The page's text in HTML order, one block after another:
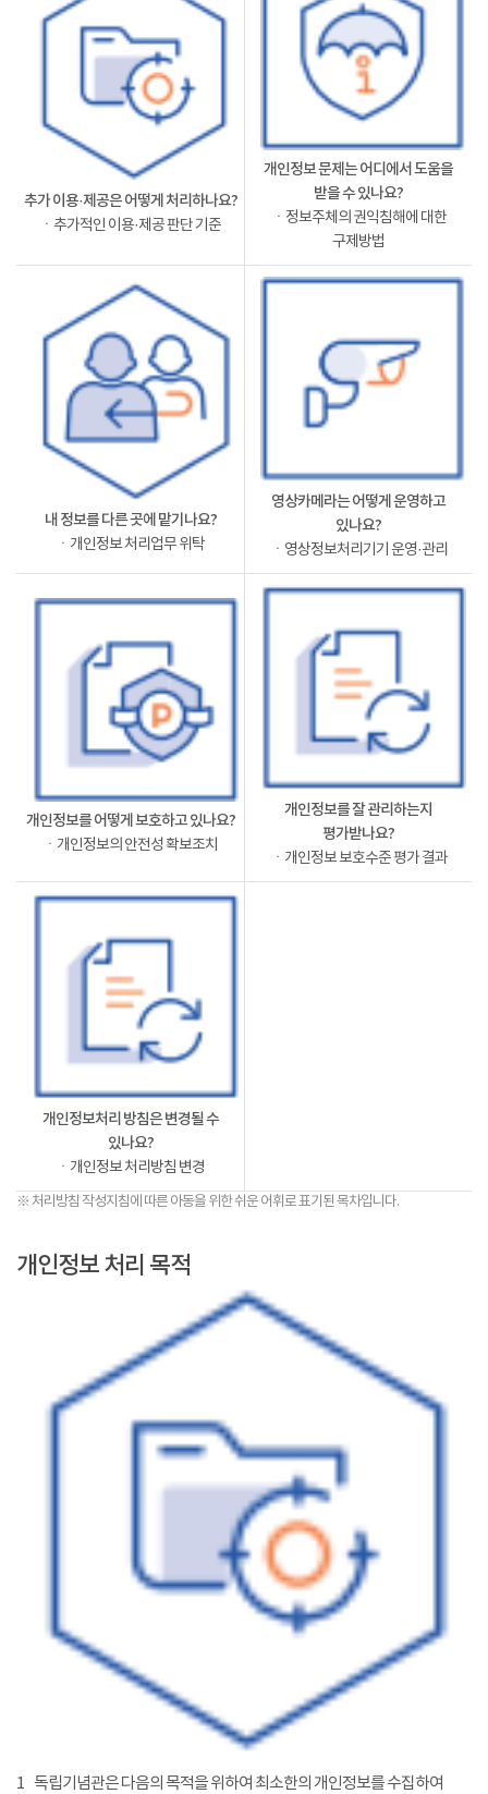
추가 이용·제공은 어떻게 처리하나요?
ㆍ추가적인 이용·제공 판단 기준
개인정보 문제는 어디에서 도움을
받을 수 있나요?
ㆍ정보주체의 권익침해에 대한
구제방법
내 정보를 다른 곳에 맡기나요?
ㆍ개인정보 처리업무 위탁
영상카메라는 어떻게 운영하고
있나요?
ㆍ영상정보처리기기 운영·관리
개인정보를 어떻게 보호하고 있나요?
ㆍ개인정보의 안전성 확보조치
개인정보를 잘 관리하는지
평가받나요?
ㆍ개인정보 보호수준 평가 결과
개인정보처리 방침은 변경될 수
있나요?
ㆍ개인정보 처리방침 변경
※ 처리방침 작성지침에 따른 아동을 위한 쉬운 어휘로 표기된 목차입니다.
개인정보 처리 목적
1 독립기념관은 다음의 목적을 위하여 최소한의 개인정보를 수집하여